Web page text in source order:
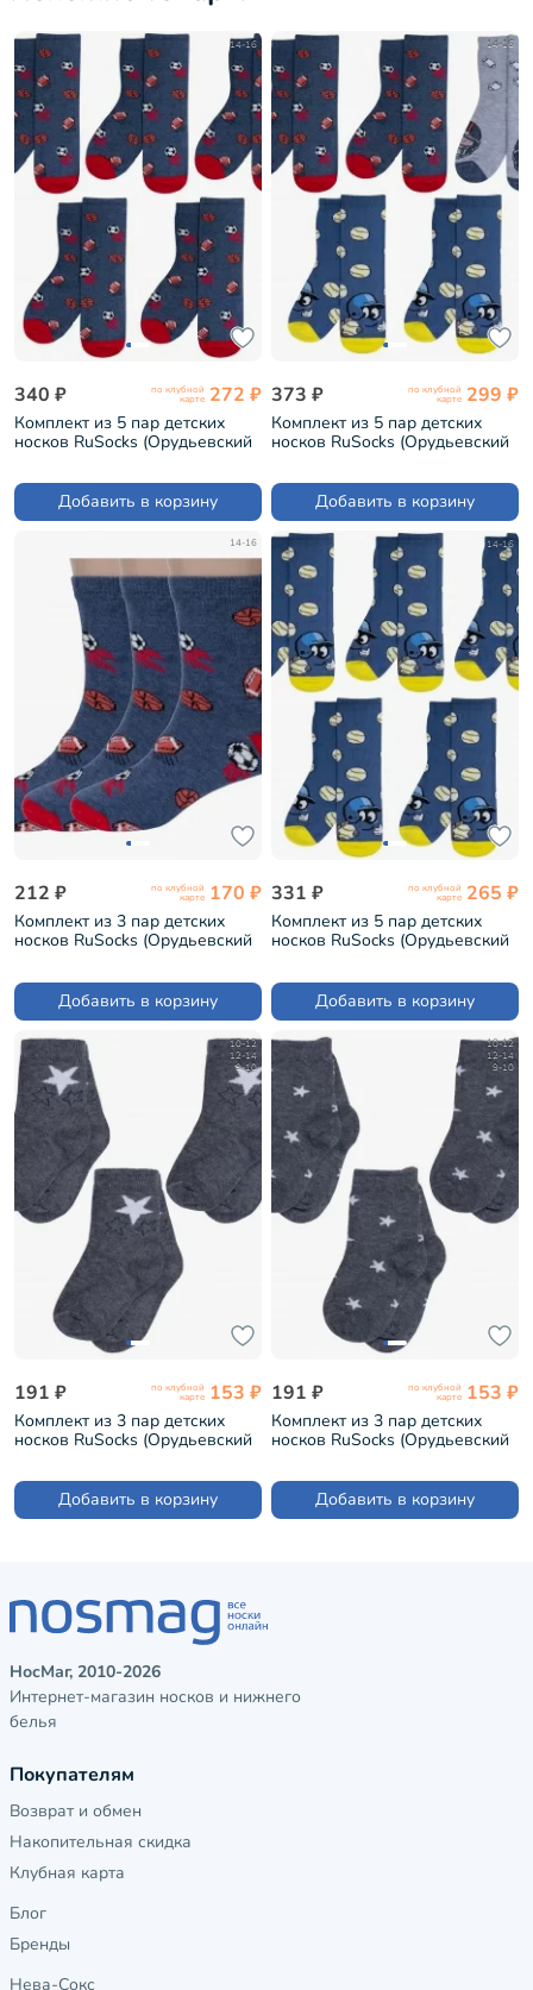
14-16
340 ₽ по клубной
карте 272 ₽
Комплект из 5 пар детских
носков RuSocks (Орудьевский
Д3-13500)
Добавить в корзину
14-16
373 ₽ по клубной
карте 299 ₽
Комплект из 5 пар детских
носков RuSocks (Орудьевский
Добавить в корзину
14-16
212 ₽ по клубной
карте 170 ₽
Комплект из 3 пар детских
носков RuSocks (Орудьевский
Д3-13500)
Добавить в корзину
14-16
331 ₽ по клубной
карте 265 ₽
Комплект из 5 пар детских
носков RuSocks (Орудьевский
Д3-13500)
Добавить в корзину
10-12
12-14
9-10
191 ₽ по клубной
карте 153 ₽
Комплект из 3 пар детских
носков RuSocks (Орудьевский
СЕРЫЕ (3-Д3-13790)
Добавить в корзину
10-12
12-14
9-10
191 ₽ по клубной
карте 153 ₽
Комплект из 3 пар детских
носков RuSocks (Орудьевский
СЕРЫЕ (3-Д3-13790)
Добавить в корзину
НосМаг, 2010-2026
Интернет-магазин носков и нижнего
белья
Покупателям
Возврат и обмен
Накопительная скидка
Клубная карта
Блог
Бренды
Нева-Сокс